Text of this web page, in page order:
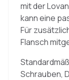
mit der
kann eine
Für
Flansch
Schrauben,